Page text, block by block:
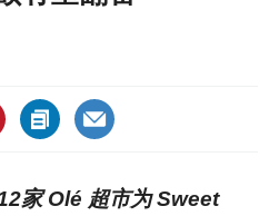
家 Olé 超市为 Sweet